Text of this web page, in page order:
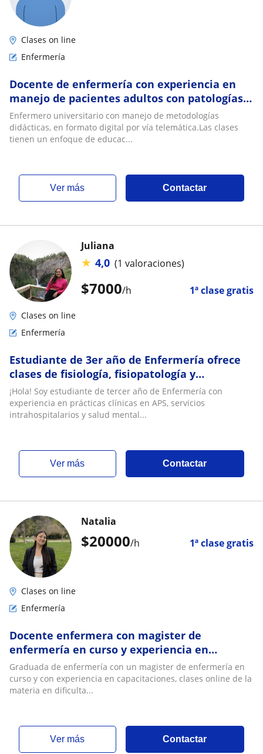
Clases on line
Enfermería
Docente de enfermería con experiencia en
manejo de pacientes adultos con patologías
agudas y crónicas hospitalizados
Enfermero universitario con manejo de metodologías
didácticas, en formato digital por vía telemática.Las clases
tienen un enfoque de educac...
ver más Contactar
$7000/h 1ª clase gratis
Juliana
★ 4,0 (1 valoraciones)
Clases on line
Enfermería
Estudiante de 3er año de Enfermería ofrece
clases de fisiología, fisiopatología y
farmacología para TENS y universitarios
¡Hola! Soy estudiante de tercer año de Enfermería con
experiencia en prácticas clínicas en APS, servicios
intrahospitalarios y salud mental...
ver más Contactar
$20000/h 1ª clase gratis
Natalia
Clases on line
Enfermería
Docente enfermera con magister de
enfermería en curso y experiencia en
capacitaciones
Graduada de enfermería con un magister de enfermería en
curso y con experiencia en capacitaciones, clases online de la
materia en dificulta...
ver más Contactar